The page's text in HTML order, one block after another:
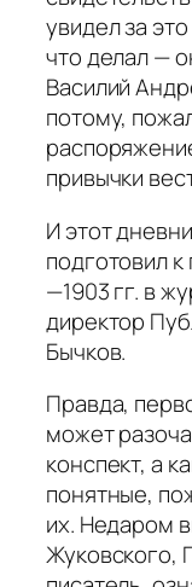
увидел за
что делал —
Василий
потому,
привычки
И этот
подготовил к
—1903 гг. в
директор
Бычков.
Правда,
может
конспект, а
понятные,
их. Недаром
Жуковского,